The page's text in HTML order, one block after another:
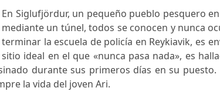
En Siglufjördur, un pequeño pueblo pesquero
mediante un túnel, todos se conocen y nunca
terminar la escuela de policía en Reykiavik, es
sitio ideal en el que «nunca pasa nada», es
durante sus primeros días en su
la vida del joven Ari.